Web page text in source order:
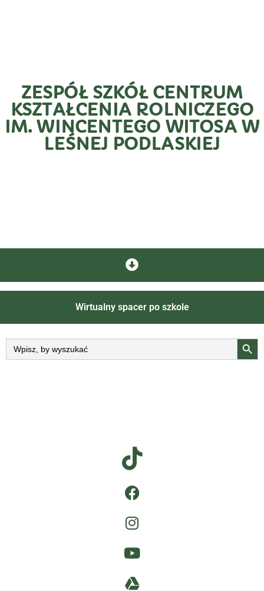
ZESPÓŁ SZKÓŁ CENTRUM
KSZTAŁCENIA ROLNICZEGO
IM. WINCENTEGO WITOSA W
LEŚNEJ PODLASKIEJ
Wirtualny spacer po szkole
Search
for: